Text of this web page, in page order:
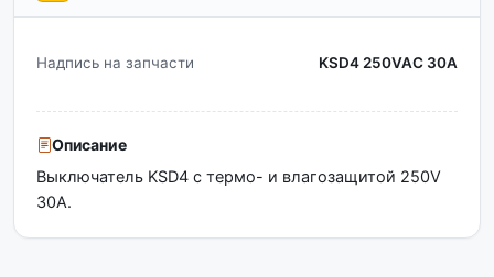
Надпись на запчасти KSD4 250VAC 30A
Описание
Выключатель KSD4 с термо- и влагозащитой 250V
30A.